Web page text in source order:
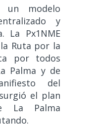
un modelo
y
La Px1NME
Ruta por la
por todos
Palma y de
del
el plan
La Palma